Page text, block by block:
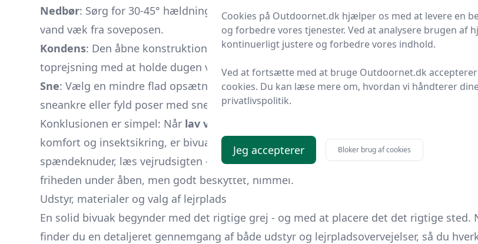
Nedbør: Sørg for 30-45° hældning, så vandet løber af. Brug drypknuder på ridgelinen
vand væk fra soveposen.
Kondens: Den åbne konstruktion ventilerer naturligt, men i fugtigt vejr hjælper en lille
toprejsning med at holde dugen væk fra soveposen.
Sne: Vælg en mindre flad opsætning - sne skal kunne glide af. Forstærk pløkpunkter
sneankre eller fyld poser med sne.
Konklusionen er simpel: Når lav vægt, fleksibilitet og naturoplevelse
komfort og insektsikring, er bivuakken med presenning din bedste ven. Lær et par
spændeknuder, læs vejrudsigten - og du er klar til at bytte teltstænger og lynlåse ud
friheden under åben, men godt beskyttet, himmel.
Udstyr, materialer og valg af lejrplads
En solid bivuak begynder med det rigtige grej - og med at placere det det rigtige sted.
finder du en detaljeret gennemgang af både udstyr og lejrplads­overvejelser, så du
Cookies på Outdoornet.dk hjælper os med at levere en
og forbedre vores tjenester. Ved at analysere brugen af
kontinuerligt justere og forbedre vores indhold.
Ved at fortsætte med at bruge Outdoornet.dk
cookies. Du kan læse mere om, hvordan vi håndterer
privatlivspolitik.
Jeg accepterer Bloker brug af cookies